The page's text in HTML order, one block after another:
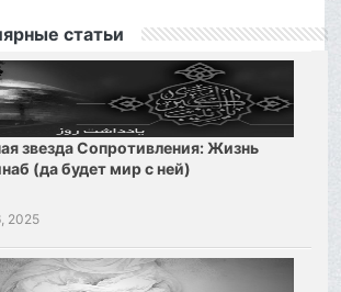
ясной истине!»‌
статьи
звезда Сопротивления: Жизнь
(да будет мир с ней)
2025